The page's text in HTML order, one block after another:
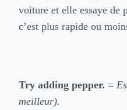
voiture et elle essaye de
c’est plus rapide ou
Try adding pepper. =
meilleur).